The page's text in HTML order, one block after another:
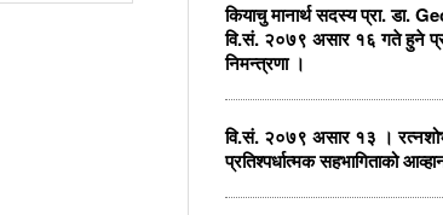
कियाचु मानार्थ सदस्य प्रा. डा.
वि.सं. २०७९ असार १६ गते हुने
निमन्त्रणा ।
वि.सं. २०७९ असार १३ ।
प्रतिश्पर्धात्मक सहभागिताको